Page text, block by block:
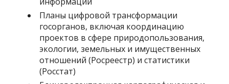
Планы цифровой трансформации
госорганов, включая координацию
проектов в сфере природопользования,
экологии, земельных и имущественных
отношений (Росреестр) и статистики
(Росстат)